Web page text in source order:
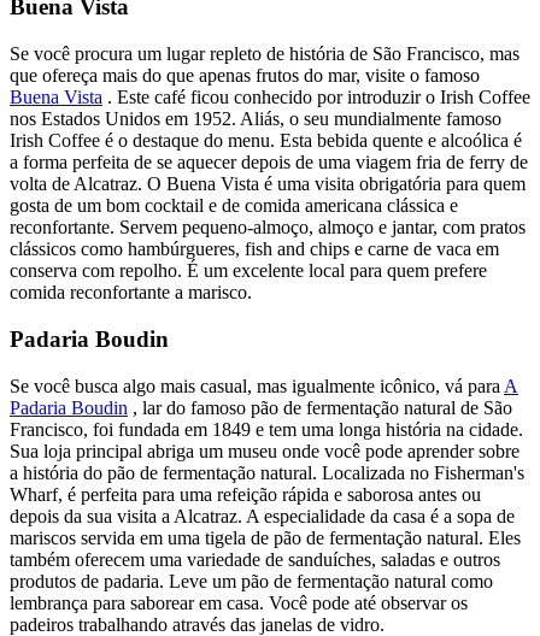
Buena Vista
Se você procura um lugar repleto de história de São Francisco, mas
que ofereça mais do que apenas frutos do mar, visite o famoso
Buena Vista . Este café ficou conhecido por introduzir o Irish Coffee
nos Estados Unidos em 1952. Aliás, o seu mundialmente famoso
Irish Coffee é o destaque do menu. Esta bebida quente e alcoólica é
a forma perfeita de se aquecer depois de uma viagem fria de ferry de
volta de Alcatraz. O Buena Vista é uma visita obrigatória para quem
gosta de um bom cocktail e de comida americana clássica e
reconfortante. Servem pequeno-almoço, almoço e jantar, com pratos
clássicos como hambúrgueres, fish and chips e carne de vaca em
conserva com repolho. É um excelente local para quem prefere
comida reconfortante a marisco.
Padaria Boudin
Se você busca algo mais casual, mas igualmente icônico, vá para A
Padaria Boudin , lar do famoso pão de fermentação natural de São
Francisco, foi fundada em 1849 e tem uma longa história na cidade.
Sua loja principal abriga um museu onde você pode aprender sobre
a história do pão de fermentação natural. Localizada no Fisherman's
Wharf, é perfeita para uma refeição rápida e saborosa antes ou
depois da sua visita a Alcatraz. A especialidade da casa é a sopa de
mariscos servida em uma tigela de pão de fermentação natural. Eles
também oferecem uma variedade de sanduíches, saladas e outros
produtos de padaria. Leve um pão de fermentação natural como
lembrança para saborear em casa. Você pode até observar os
padeiros trabalhando através das janelas de vidro.